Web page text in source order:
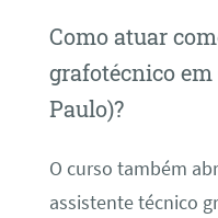
Como atuar
grafotécnico
Paulo)?
O curso também
assistente técnico